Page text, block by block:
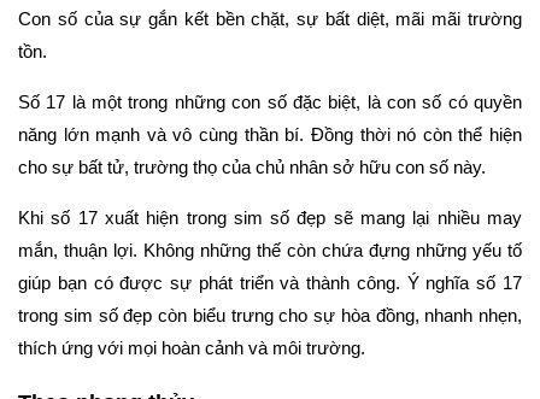
Con số của sự gắn kết bền chặt, sự bất diệt, mãi mãi trường
tồn.
Số 17 là một trong những con số đặc biệt, là con số có quyền
năng lớn mạnh và vô cùng thần bí. Đồng thời nó còn thể hiện
cho sự bất tử, trường thọ của chủ nhân sở hữu con số này.
Khi số 17 xuất hiện trong sim số đẹp sẽ mang lại nhiều may
mắn, thuận lợi. Không những thế còn chứa đựng những yếu tố
giúp bạn có được sự phát triển và thành công. Ý nghĩa số 17
trong sim số đẹp còn biểu trưng cho sự hòa đồng, nhanh nhẹn,
thích ứng với mọi hoàn cảnh và môi trường.